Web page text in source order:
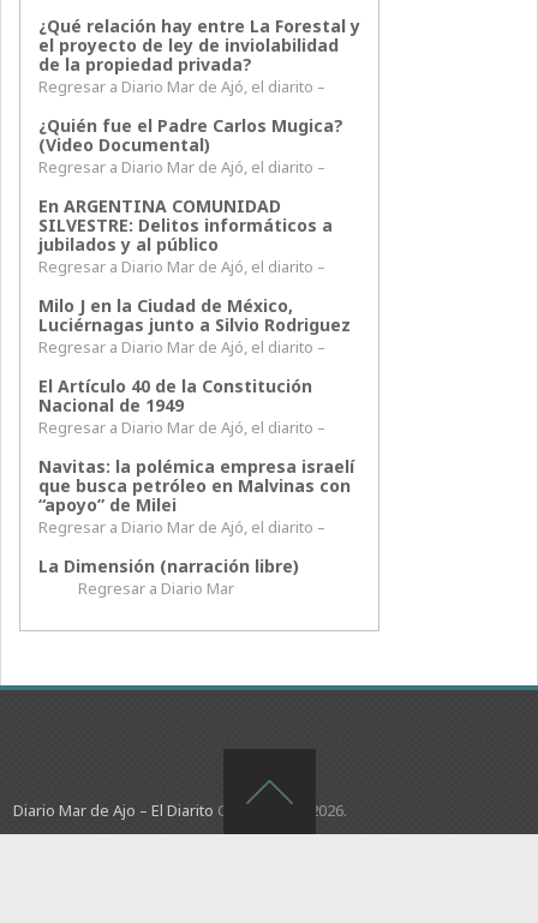
¿Qué relación hay entre La Forestal y
el proyecto de ley de inviolabilidad
de la propiedad privada?
Regresar a Diario Mar de Ajó, el diarito –
¿Quién fue el Padre Carlos Mugica?
(Video Documental)
Regresar a Diario Mar de Ajó, el diarito –
En ARGENTINA COMUNIDAD
SILVESTRE: Delitos informáticos a
jubilados y al público
Regresar a Diario Mar de Ajó, el diarito –
Milo J en la Ciudad de México,
Luciérnagas junto a Silvio Rodriguez
Regresar a Diario Mar de Ajó, el diarito –
El Artículo 40 de la Constitución
Nacional de 1949
Regresar a Diario Mar de Ajó, el diarito –
Navitas: la polémica empresa israelí
que busca petróleo en Malvinas con
“apoyo” de Milei
Regresar a Diario Mar de Ajó, el diarito –
La Dimensión (narración libre)
Regresar a Diario Mar
Diario Mar de Ajo – El Diarito Copyright © 2026.